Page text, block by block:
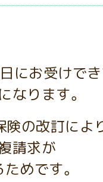
にお受けで
なります。
の改訂によ
請求が
めです。